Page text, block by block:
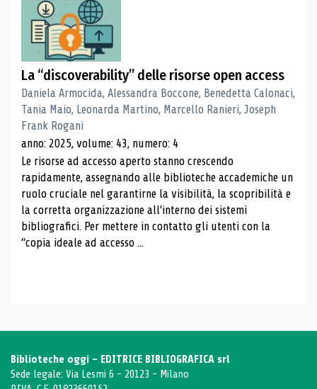
La “discoverability” delle risorse open access
Daniela Armocida, Alessandra Boccone, Benedetta Calonaci,
Tania Maio, Leonarda Martino, Marcello Ranieri, Joseph
Frank Rogani
anno: 2025, volume: 43, numero: 4
Le risorse ad accesso aperto stanno crescendo
rapidamente, assegnando alle biblioteche accademiche un
ruolo cruciale nel garantirne la visibilità, la scopribilità e
la corretta organizzazione all'interno dei sistemi
bibliografici. Per mettere in contatto gli utenti con la
“copia ideale ad accesso ...
Biblioteche oggi - EDITRICE BIBLIOGRAFICA srl
Sede legale: Via Lesmi 6 - 20123 - Milano